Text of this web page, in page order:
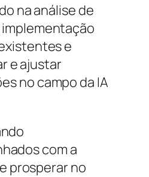
na análise de
e
e ajustar
no campo da IA
com a
prosperar no